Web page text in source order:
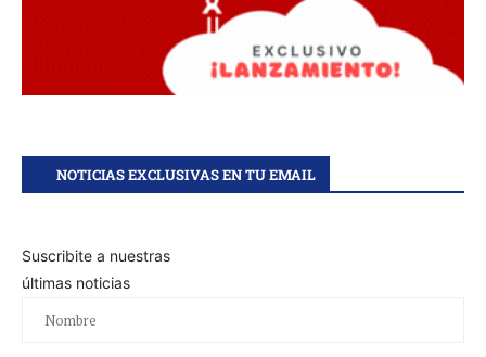
NOTICIAS EXCLUSIVAS EN TU EMAIL
Suscribite a nuestras
últimas noticias